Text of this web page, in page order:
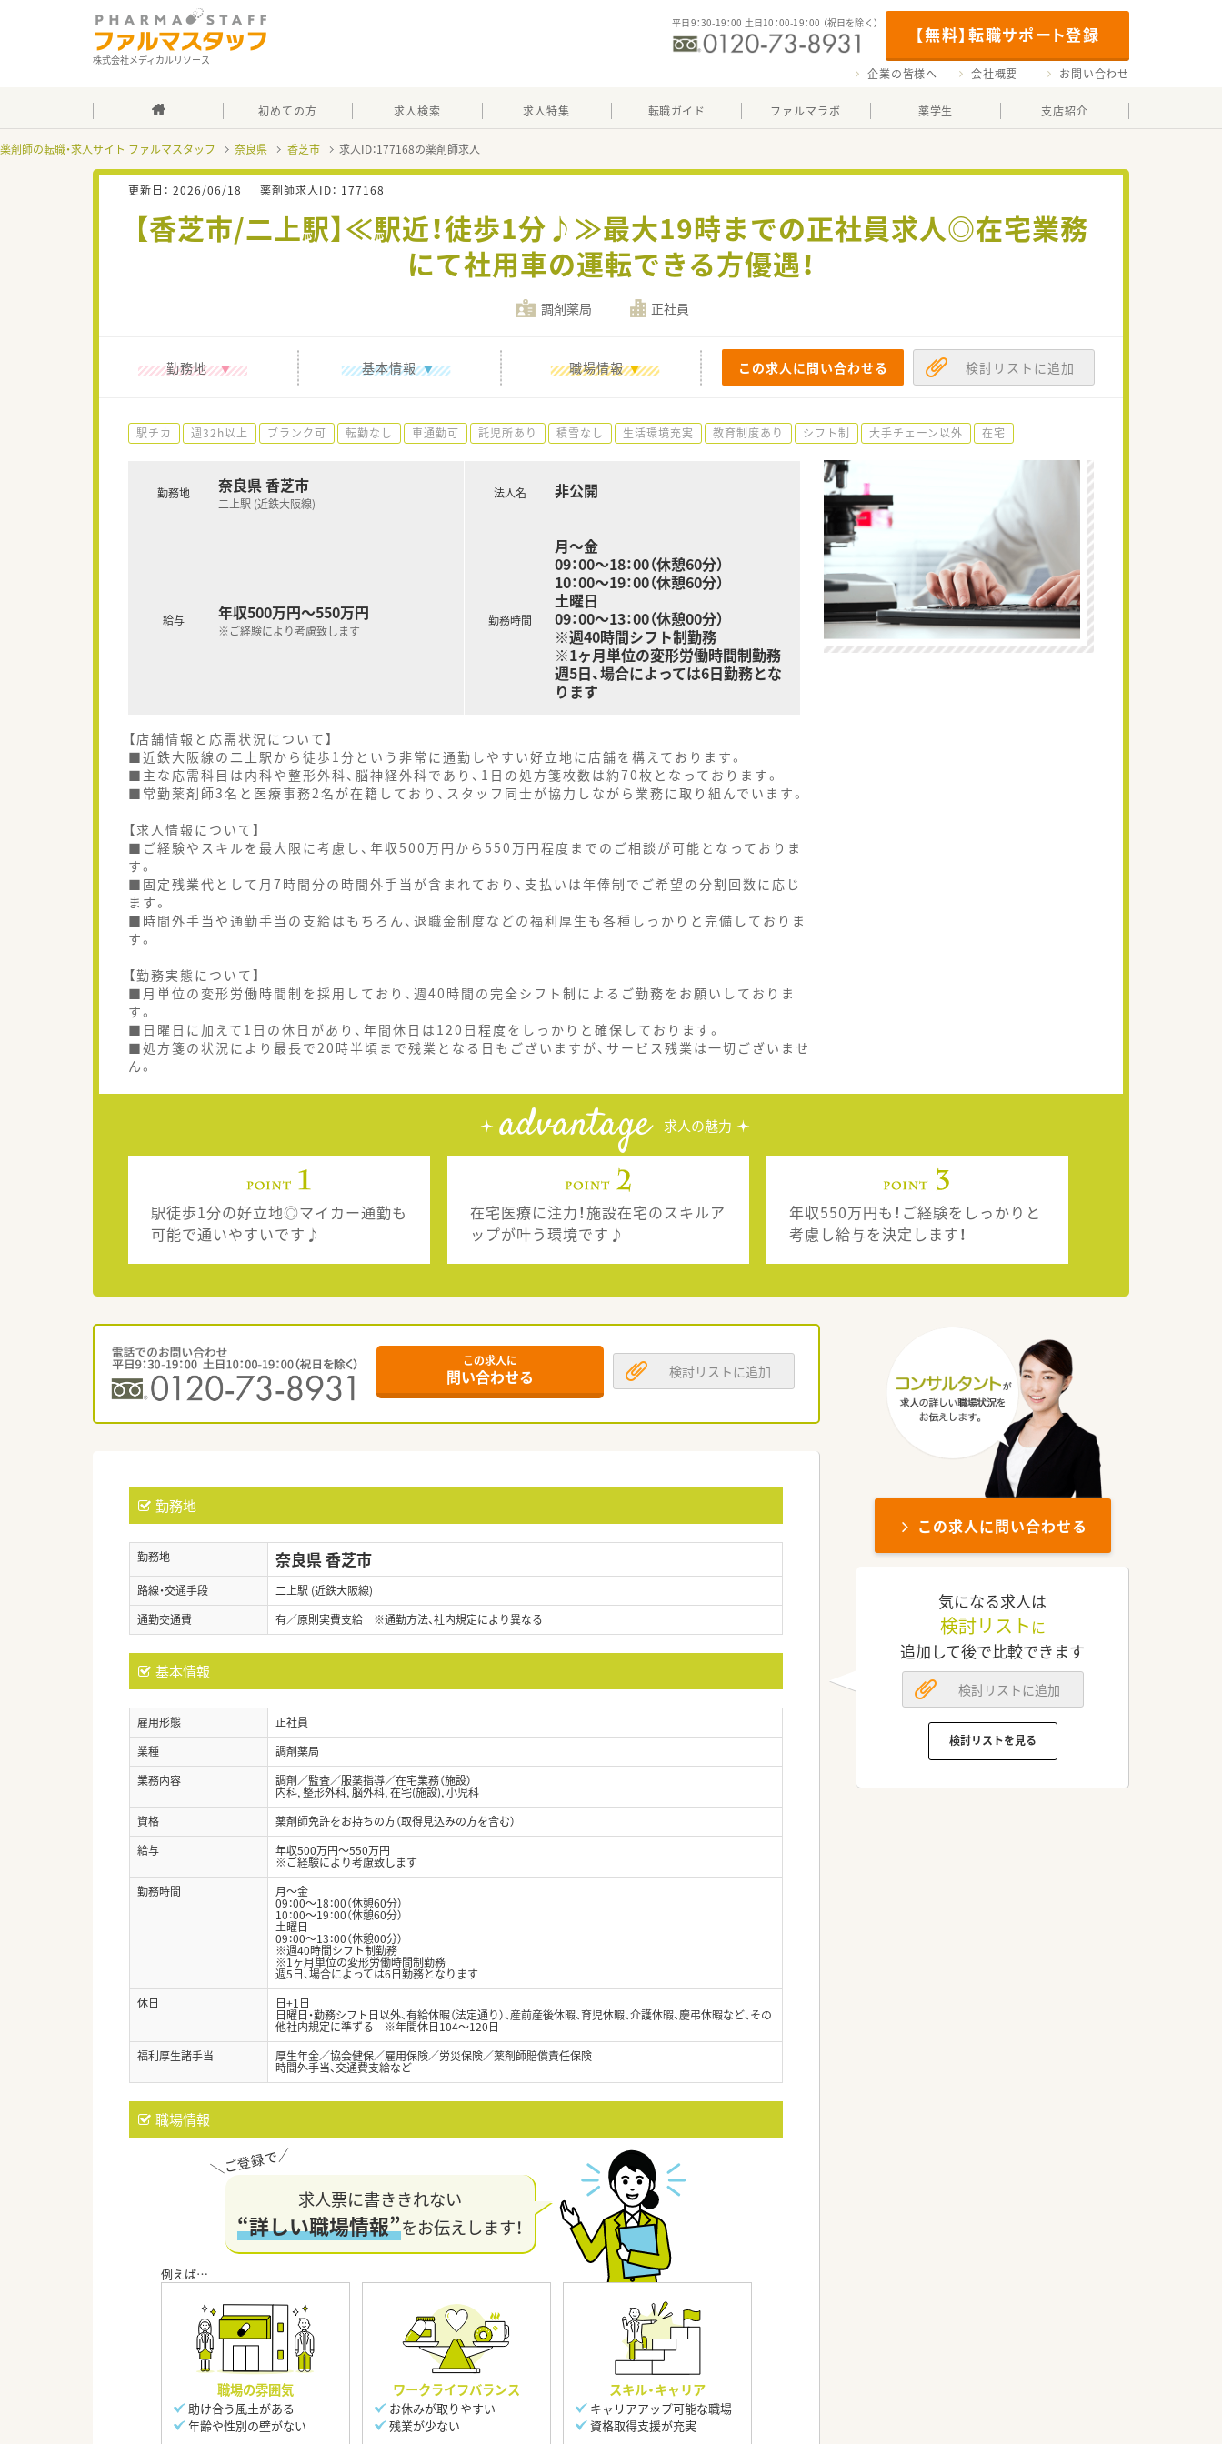
株式会社メディカルリソース
【無料】転職サポート登録
平日9：30-19：00 土日10：00-19：00 （祝日を除く）
企業の皆様へ 会社概要 お問い合わせ
初めての方 求人検索 求人特集 転職ガイド ファルマラボ 薬学生 支店紹介
薬剤師の転職・求人サイト ファルマスタッフ 奈良県 香芝市 求人ID：177168の薬剤師求人
更新日： 2026/06/18 薬剤師求人ID： 177168
【香芝市/二上駅】≪駅近！徒歩1分♪≫最大19時までの正社員求人◎在宅業務
にて社用車の運転できる方優遇！
調剤薬局 正社員
勤務地 基本情報 職場情報 この求人に問い合わせる 検討リストに追加
駅チカ 週32h以上 ブランク可 転勤なし 車通勤可 託児所あり 積雪なし 生活環境充実 教育制度あり シフト制 大手チェーン以外 在宅
勤務地 奈良県 香芝市
二上駅 (近鉄大阪線)
給与 年収500万円～550万円
※ご経験により考慮致します
法人名 非公開
勤務時間
月～金
09：00～18：00（休憩60分）
10：00～19：00（休憩60分）
土曜日
09：00～13：00（休憩00分）
※週40時間シフト制勤務
※1ヶ月単位の変形労働時間制勤務
週5日、場合によっては6日勤務とな
ります
【店舗情報と応需状況について】
■近鉄大阪線の二上駅から徒歩1分という非常に通勤しやすい好立地に店舗を構えております。
■主な応需科目は内科や整形外科、脳神経外科であり、1日の処方箋枚数は約70枚となっております。
■常勤薬剤師3名と医療事務2名が在籍しており、スタッフ同士が協力しながら業務に取り組んでいます。
【求人情報について】
■ご経験やスキルを最大限に考慮し、年収500万円から550万円程度までのご相談が可能となっておりま
す。
■固定残業代として月7時間分の時間外手当が含まれており、支払いは年俸制でご希望の分割回数に応じ
ます。
■時間外手当や通勤手当の支給はもちろん、退職金制度などの福利厚生も各種しっかりと完備しておりま
す。
【勤務実態について】
■月単位の変形労働時間制を採用しており、週40時間の完全シフト制によるご勤務をお願いしておりま
す。
■日曜日に加えて1日の休日があり、年間休日は120日程度をしっかりと確保しております。
■処方箋の状況により最長で20時半頃まで残業となる日もございますが、サービス残業は一切ございませ
ん。
advantage 求人の魅力
駅徒歩1分の好立地◎マイカー通勤も
可能で通いやすいです♪
在宅医療に注力！施設在宅のスキルア
ップが叶う環境です♪
年収550万円も！ご経験をしっかりと
考慮し給与を決定します！
この求人に
問い合わせる 検討リストに追加
勤務地
勤務地 奈良県 香芝市
路線・交通手段
二上駅 (近鉄大阪線)
通勤交通費
有／原則実費支給 ※通勤方法、社内規定により異なる
基本情報
雇用形態
正社員
業種
調剤薬局
業務内容
調剤／監査／服薬指導／在宅業務（施設）
内科, 整形外科, 脳外科, 在宅(施設), 小児科
資格
薬剤師免許をお持ちの方（取得見込みの方を含む）
給与
年収500万円～550万円
※ご経験により考慮致します
勤務時間
月～金
09：00～18：00（休憩60分）
10：00～19：00（休憩60分）
土曜日
09：00～13：00（休憩00分）
※週40時間シフト制勤務
※1ヶ月単位の変形労働時間制勤務
週5日、場合によっては6日勤務となります
休日
日+1日
日曜日・勤務シフト日以外、有給休暇（法定通り）、産前産後休暇、育児休暇、介護休暇、慶弔休暇など、その
他社内規定に準ずる ※年間休日104～120日
福利厚生諸手当
厚生年金／協会健保／雇用保険／労災保険／薬剤師賠償責任保険
時間外手当、交通費支給など
職場情報
求人票に書ききれない
“詳しい職場情報”をお伝えします！
職場の雰囲気
助け合う風土がある
年齢や性別の壁がない
ワークライフバランス
お休みが取りやすい
残業が少ない
スキル・キャリア
キャリアアップ可能な職場
資格取得支援が充実
この求人に問い合わせる
気になる求人は
検討リスト に
追加して後で比較できます
検討リストに追加
検討リストを見る